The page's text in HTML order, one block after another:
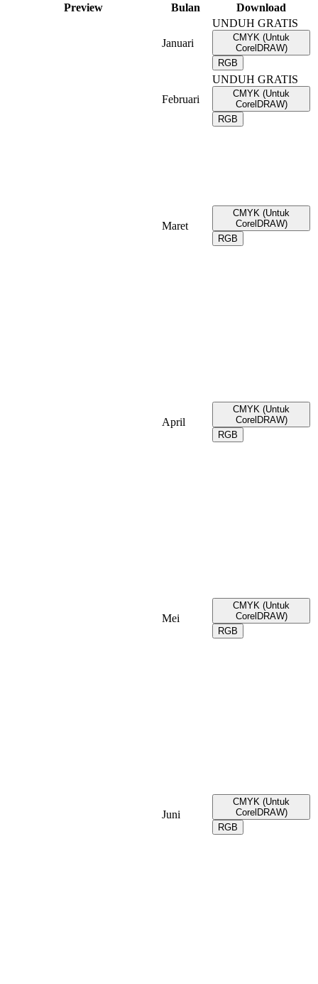
Preview
Bulan Download
Januari
UNDUH GRATIS
CMYK (Untuk
CorelDRAW)
RGB
Februari
UNDUH GRATIS
CMYK (Untuk
CorelDRAW)
RGB
Maret
CMYK (Untuk
CorelDRAW)
RGB
April
CMYK (Untuk
CorelDRAW)
RGB
Mei
CMYK (Untuk
CorelDRAW)
RGB
Juni
CMYK (Untuk
CorelDRAW)
RGB